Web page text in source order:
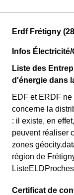
Erdf Frétigny
Infos
Liste des
d'énergie dans
EDF et ERDF
concerne la
: il existe, en
peuvent réaliser
zones
région de
ListeELDProches
Certificat de